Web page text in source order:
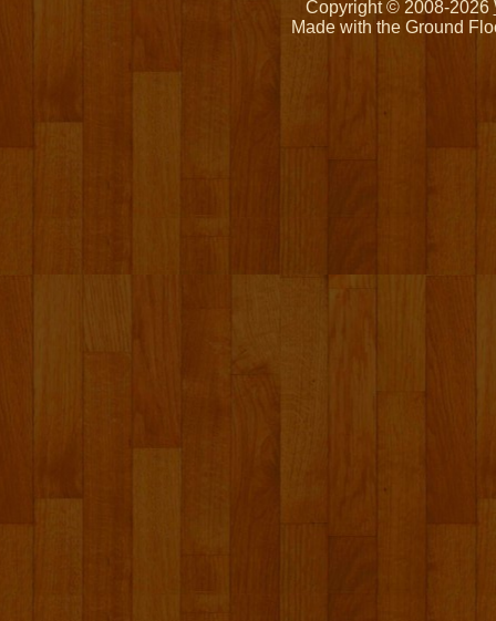
Copyright © 2008-2026
Made with the Ground